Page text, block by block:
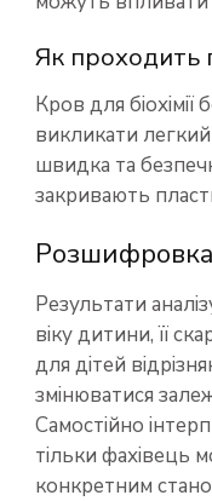
Як проходить
Кров для
викликати
швидка та
закривають
Розшифровка
Результати
віку дитини, її
для дітей
змінюватися
Самостійно
тільки фахівець
конкретним